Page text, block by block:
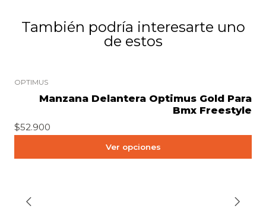
También podría interesarte uno
de estos
OPTIMUS
Manzana Delantera Optimus Gold Para
Bmx Freestyle
$52.900
Ver opciones